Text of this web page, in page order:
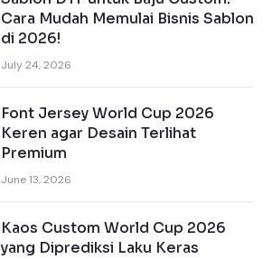
Cara Mudah Memulai Bisnis Sablon
di 2026!
July 24, 2026
Font Jersey World Cup 2026
Keren agar Desain Terlihat
Premium
June 13, 2026
Kaos Custom World Cup 2026
yang Diprediksi Laku Keras